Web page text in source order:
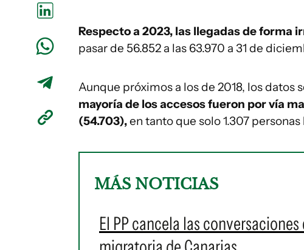
Respecto a 2023, las llegadas de forma
pasar de 56.852 a las 63.970 a 31 de
Aunque próximos a los de 2018, los datos
mayoría de los accesos fueron por vía
(54.703),en tanto que solo 1.307
MÁS NOTICIAS
El PP cancela las